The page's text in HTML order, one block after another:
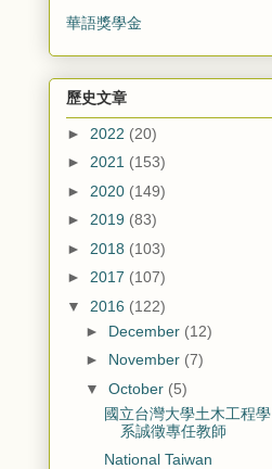
華語獎學金
歷史文章
► 2022 (20)
► 2021 (153)
► 2020 (149)
► 2019 (83)
► 2018 (103)
► 2017 (107)
▼ 2016 (122)
► December (12)
► November (7)
▼ October (5)
國立台灣大學土木工程學
系誠徵專任教師
National Taiwan